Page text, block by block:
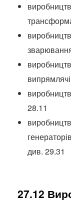
28.11
див. 29.31
27.12